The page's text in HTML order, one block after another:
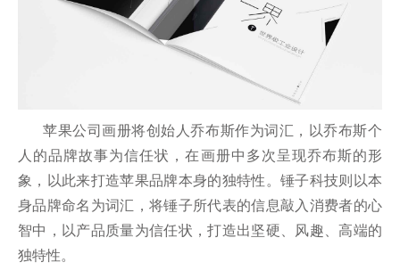
苹果公司画册将创始人乔布斯作为词汇，以乔布斯个
人的品牌故事为信任状，在画册中多次呈现乔布斯的形
象，以此来打造苹果品牌本身的独特性。锤子科技则以本
身品牌命名为词汇，将锤子所代表的信息敲入消费者的心
智中，以产品质量为信任状，打造出坚硬、风趣、高端的
独特性。